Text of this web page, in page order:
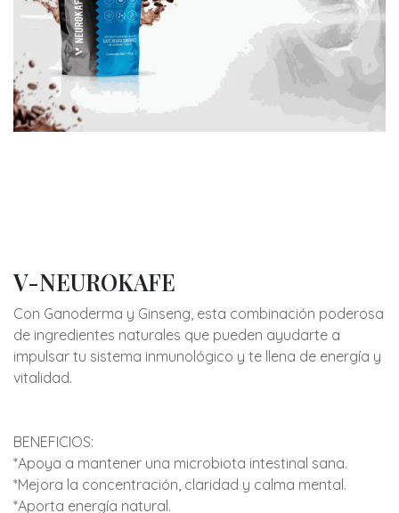
V-NEUROKAFE
Con Ganoderma y Ginseng, esta combinación poderosa
de ingredientes naturales que pueden ayudarte a
impulsar tu sistema inmunológico y te llena de energía y
vitalidad.
BENEFICIOS:
*Apoya a mantener una microbiota intestinal sana.
*Mejora la concentración, claridad y calma mental.
*Aporta energía natural.